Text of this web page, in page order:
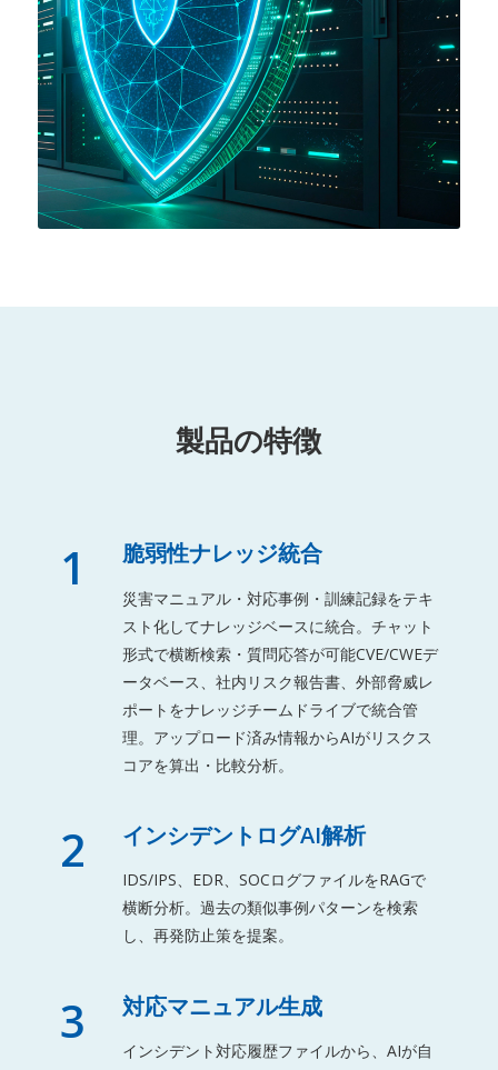
製品の特徴
1 脆弱性ナレッジ統合
災害マニュアル・対応事例・訓練記録をテキ
スト化してナレッジベースに統合。チャット
形式で横断検索・質問応答が可能CVE/CWEデ
ータベース、社内リスク報告書、外部脅威レ
ポートをナレッジチームドライブで統合管
理。アップロード済み情報からAIがリスクス
コアを算出・比較分析。
2 インシデントログAI解析
IDS/IPS、EDR、SOCログファイルをRAGで
横断分析。過去の類似事例パターンを検索
し、再発防止策を提案。
3 対応マニュアル生成
インシデント対応履歴ファイルから、AIが自